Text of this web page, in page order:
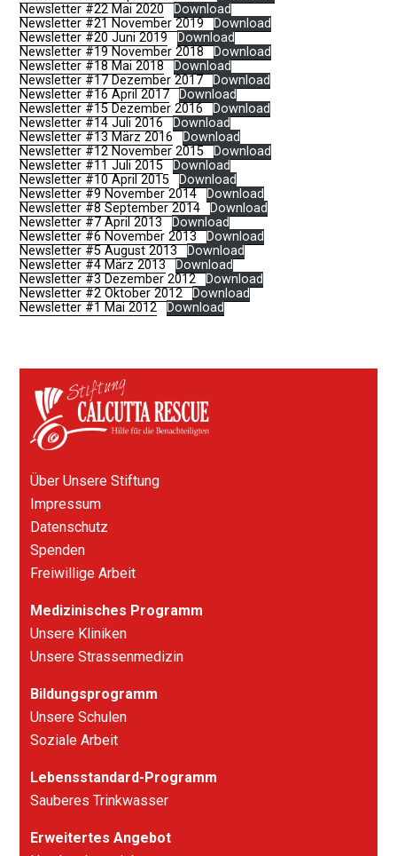
Newsletter #22 Mai 2020
Download
Newsletter #21 November 2019
Download
Newsletter #20 Juni 2019
Download
Newsletter #19 November 2018
Download
Newsletter #18 Mai 2018
Download
Newsletter #17 Dezember 2017
Download
Newsletter #16 April 2017
Download
Newsletter #15 Dezember 2016
Download
Newsletter #14 Juli 2016
Download
Newsletter #13 März 2016
Download
Newsletter #12 November 2015
Download
Newsletter #11 Juli 2015
Download
Newsletter #10 April 2015
Download
Newsletter #9 November 2014
Download
Newsletter #8 September 2014
Download
Newsletter #7 April 2013
Download
Newsletter #6 November 2013
Download
Newsletter #5 August 2013
Download
Newsletter #4 März 2013
Download
Newsletter #3 Dezember 2012
Download
Newsletter #2 Oktober 2012
Download
Newsletter #1 Mai 2012
Download
Über Unsere Stiftung
Impressum
Datenschutz
Spenden
Freiwillige Arbeit
Medizinisches Programm
Unsere Kliniken
Unsere Strassenmedizin
Bildungsprogramm
Unsere Schulen
Soziale Arbeit
Lebensstandard-Programm
Sauberes Trinkwasser
Erweitertes Angebot